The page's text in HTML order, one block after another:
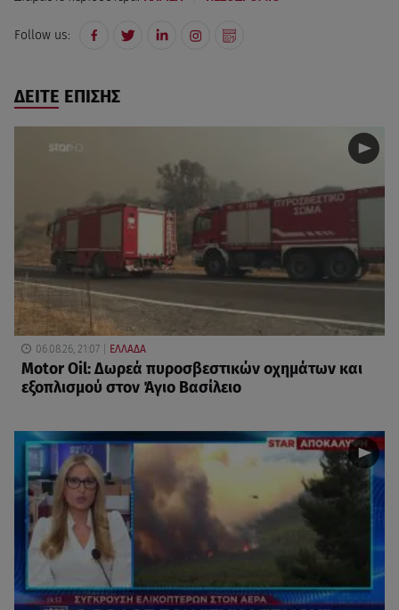
Follow us:
ΔΕΙΤΕ ΕΠΙΣΗΣ
06.08.26, 21:07 ΕΛΛΑΔΑ
Motor Oil: Δωρεά πυροσβεστικών οχημάτων και
εξοπλισμού στον Άγιο Βασίλειο